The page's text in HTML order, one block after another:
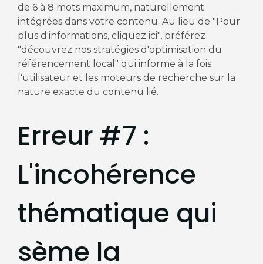
de 6 à 8 mots maximum, naturellement
intégrées dans votre contenu. Au lieu de "Pour
plus d'informations, cliquez ici", préférez
"découvrez nos stratégies d'optimisation du
référencement local" qui informe à la fois
l'utilisateur et les moteurs de recherche sur la
nature exacte du contenu lié.
Erreur #7 :
L'incohérence
thématique qui
sème la